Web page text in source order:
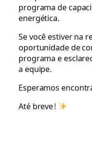
programa de
energética.
Se você estiver na
oportunidade de
programa e
a equipe.
Esperamos
Até breve!